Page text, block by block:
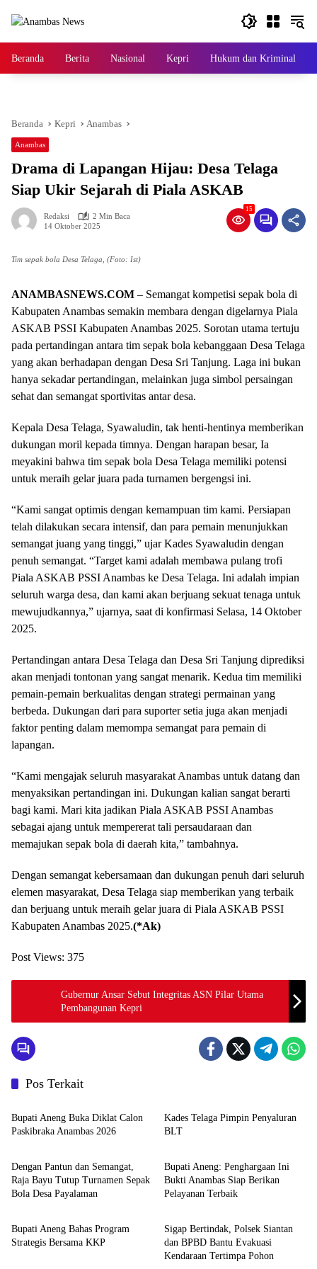
Beranda Berita Nasional Kepri Hukum dan Kriminal
Beranda Kepri Anambas
Anambas
Drama di Lapangan Hijau: Desa Telaga
Siap Ukir Sejarah di Piala ASKAB
Redaksi
2 Min Baca
14 Oktober 2025
15
Tim sepak bola Desa Telaga, (Foto: Ist)
ANAMBASNEWS.COM – Semangat kompetisi sepak bola di
Kabupaten Anambas semakin membara dengan digelarnya Piala
ASKAB PSSI Kabupaten Anambas 2025. Sorotan utama tertuju
pada pertandingan antara tim sepak bola kebanggaan Desa Telaga
yang akan berhadapan dengan Desa Sri Tanjung. Laga ini bukan
hanya sekadar pertandingan, melainkan juga simbol persaingan
sehat dan semangat sportivitas antar desa.
Kepala Desa Telaga, Syawaludin, tak henti-hentinya memberikan
dukungan moril kepada timnya. Dengan harapan besar, Ia
meyakini bahwa tim sepak bola Desa Telaga memiliki potensi
untuk meraih gelar juara pada turnamen bergengsi ini.
“Kami sangat optimis dengan kemampuan tim kami. Persiapan
telah dilakukan secara intensif, dan para pemain menunjukkan
semangat juang yang tinggi,” ujar Kades Syawaludin dengan
penuh semangat. “Target kami adalah membawa pulang trofi
Piala ASKAB PSSI Anambas ke Desa Telaga. Ini adalah impian
seluruh warga desa, dan kami akan berjuang sekuat tenaga untuk
mewujudkannya,” ujarnya, saat di konfirmasi Selasa, 14 Oktober
2025.
Pertandingan antara Desa Telaga dan Desa Sri Tanjung diprediksi
akan menjadi tontonan yang sangat menarik. Kedua tim memiliki
pemain-pemain berkualitas dengan strategi permainan yang
berbeda. Dukungan dari para suporter setia juga akan menjadi
faktor penting dalam memompa semangat para pemain di
lapangan.
“Kami mengajak seluruh masyarakat Anambas untuk datang dan
menyaksikan pertandingan ini. Dukungan kalian sangat berarti
bagi kami. Mari kita jadikan Piala ASKAB PSSI Anambas
sebagai ajang untuk mempererat tali persaudaraan dan
memajukan sepak bola di daerah kita,” tambahnya.
Dengan semangat kebersamaan dan dukungan penuh dari seluruh
elemen masyarakat, Desa Telaga siap memberikan yang terbaik
dan berjuang untuk meraih gelar juara di Piala ASKAB PSSI
Kabupaten Anambas 2025.(*Ak)
Post Views: 375
Gubernur Ansar Sebut Integritas ASN Pilar Utama
Pembangunan Kepri
Pos Terkait
Anambas
Bupati Aneng Buka Diklat Calon
Paskibraka Anambas 2026
Kades Telaga Pimpin Penyaluran
BLT
Anambas
Dengan Pantun dan Semangat,
Raja Bayu Tutup Turnamen Sepak
Bola Desa Payalaman
Anambas
Bupati Aneng: Penghargaan Ini
Bukti Anambas Siap Berikan
Pelayanan Terbaik
Anambas
Bupati Aneng Bahas Program
Strategis Bersama KKP
Anambas
Sigap Bertindak, Polsek Siantan
dan BPBD Bantu Evakuasi
Kendaraan Tertimpa Pohon